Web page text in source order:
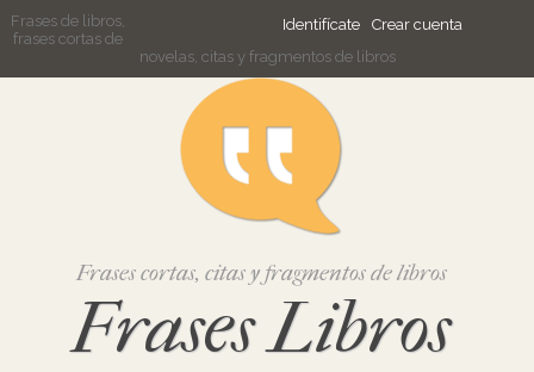
Identifícate Crear cuenta
Frases de libros,
frases cortas de
novelas, citas y fragmentos de libros
Frases cortas, citas y fragmentos de libros
Frases Libros